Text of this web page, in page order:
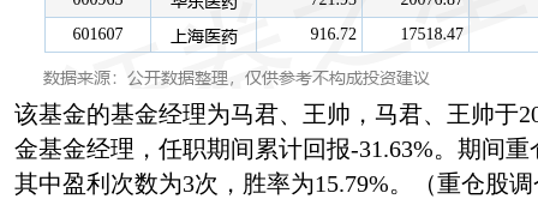
该基金的基金经理为马君、王帅，马君、王帅于
金基金经理，任职期间累计回报-31.63%。期间
其中盈利次数为3次，胜率为15.79%。（重仓股